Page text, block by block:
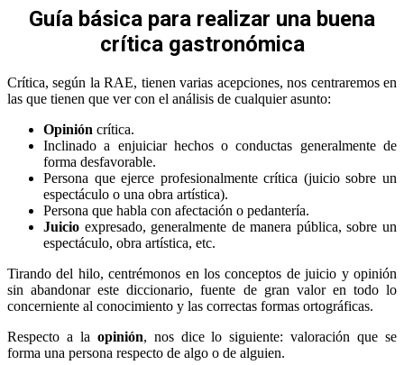
Guía básica para realizar una buena
crítica gastronómica
Crítica, según la RAE, tienen varias acepciones, nos centraremos en
las que tienen que ver con el análisis de cualquier asunto:
Opinión crítica.
Inclinado a enjuiciar hechos o conductas generalmente de
forma desfavorable.
Persona que ejerce profesionalmente crítica (juicio sobre un
espectáculo o una obra artística).
Persona que habla con afectación o pedantería.
Juicio expresado, generalmente de manera pública, sobre un
espectáculo, obra artística, etc.
Tirando del hilo, centrémonos en los conceptos de juicio y opinión
sin abandonar este diccionario, fuente de gran valor en todo lo
concerniente al conocimiento y las correctas formas ortográficas.
Respecto a la opinión, nos dice lo siguiente: valoración que se
forma una persona respecto de algo o de alguien.